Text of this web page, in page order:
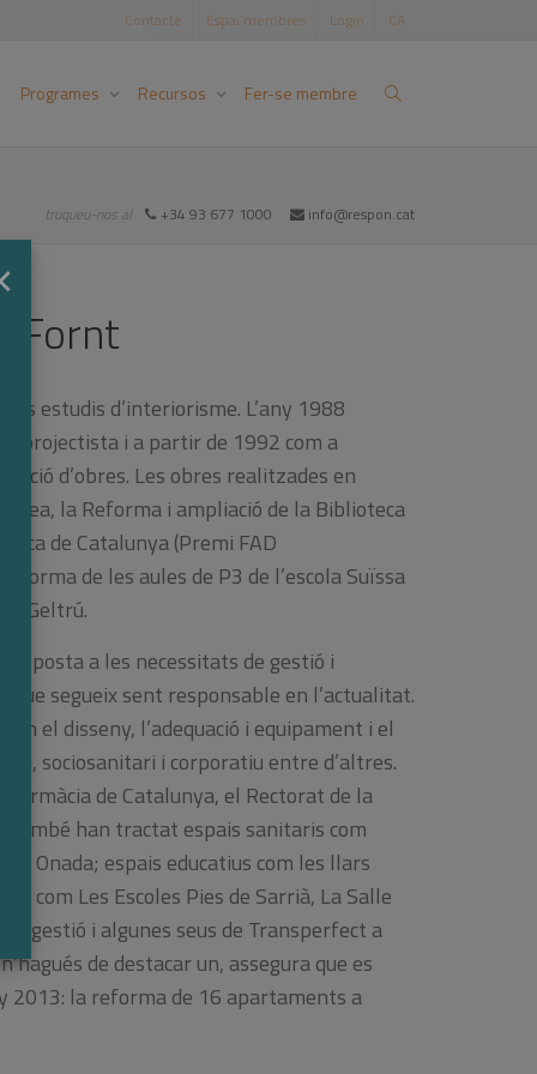
Contacte Espai membres Login CA
Programes Recursos Fer-se membre
truqueu-nos al +34 93 677 1000 info@respon.cat
Fornt
estudis d’interiorisme. L’any 1988
a projectista i a partir de 1992 com a
d’obres. Les obres realitzades en
la Reforma i ampliació de la Biblioteca
de Catalunya (Premi FAD
de les aules de P3 de l’escola Suïssa
la Geltrú.
a les necessitats de gestió i
que segueix sent responsable en l’actualitat.
el disseny, l’adequació i equipament i el
sociosanitari i corporatiu entre d’altres.
de Catalunya, el Rectorat de la
També han tractat espais sanitaris com
La Onada; espais educatius com les llars
com Les Escoles Pies de Sarrià, La Salle
i algunes seus de Transperfect a
de destacar un, assegura que es
2013: la reforma de 16 apartaments a